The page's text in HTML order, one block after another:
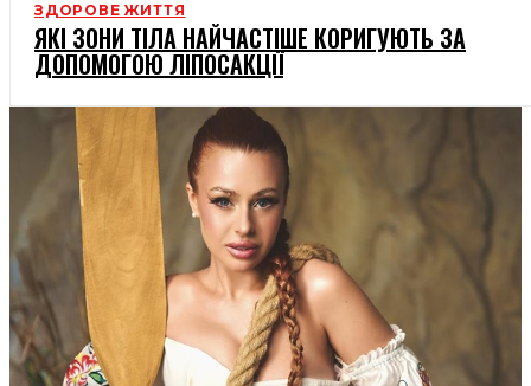
ЗДОРОВЕ ЖИТТЯ
ЯКІ ЗОНИ ТІЛА НАЙЧАСТІШЕ КОРИГУЮТЬ ЗА
ДОПОМОГОЮ ЛІПОСАКЦІЇ